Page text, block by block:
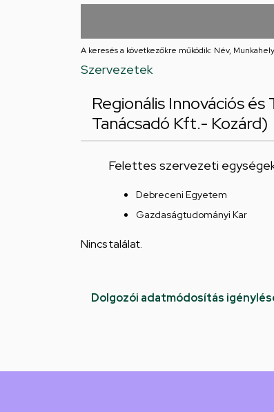
feladatellátási
A keresés a következőkre működik: Név,
Szervezetek
Regionális Innovációs
Tanácsadó Kft.- Kozárd)
Felettes szervezeti
Debreceni Egyetem
Gazdaságtudományi Kar
Nincs találat.
Dolgozói adatmódosítás